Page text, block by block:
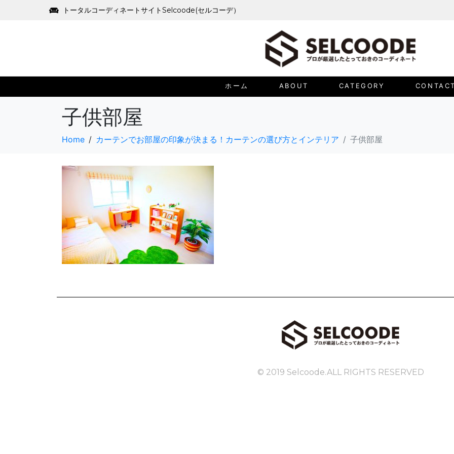
トータルコーディネートサイトSelcoode(セルコーデ）
ホーム ABOUT CATEGORY
子供部屋
Home カーテンでお部屋の印象が決まる！カーテンの選び方とインテリア 子供部屋
© 2019 Selcoode.ALL RIGHTS RESERVED